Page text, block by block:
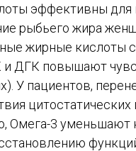
эффективны для
рыбьего жира
жирные кислоты
ДГК повышают
У пациентов,
Омега-3